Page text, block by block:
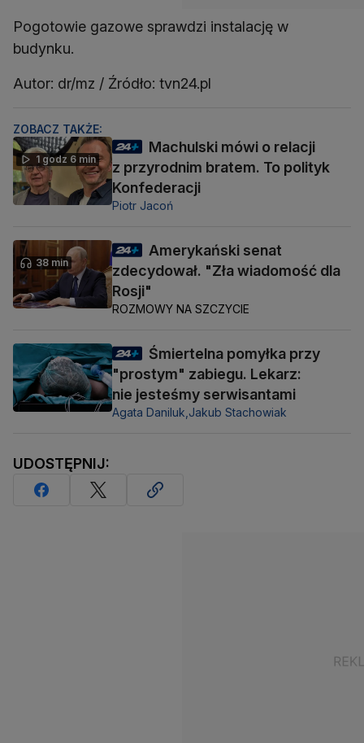
Pogotowie gazowe sprawdzi instalację w
budynku.
Autor: dr/mz / Źródło: tvn24.pl
ZOBACZ TAKŻE:
1 godz 6 min
Machulski mówi o relacji
z przyrodnim bratem. To polityk
Konfederacji
Piotr Jacoń
38 min
Amerykański senat
zdecydował. "Zła wiadomość dla
Rosji"
ROZMOWY NA SZCZYCIE
Śmiertelna pomyłka przy
"prostym" zabiegu. Lekarz:
nie jesteśmy serwisantami
Agata Daniluk, Jakub Stachowiak
UDOSTĘPNIJ: